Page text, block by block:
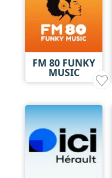
FM 80 FUNKY
MUSIC